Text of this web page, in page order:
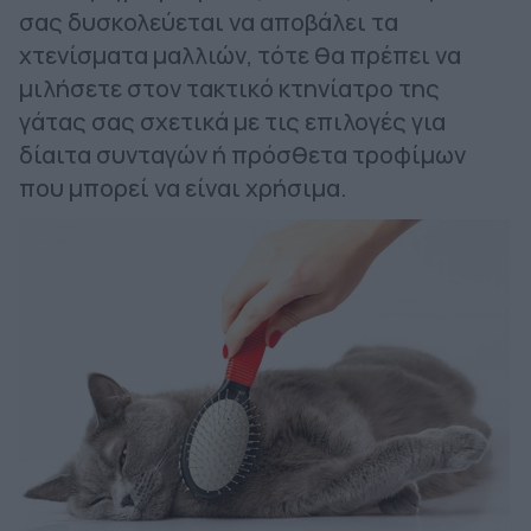
σας δυσκολεύεται να αποβάλει τα
χτενίσματα μαλλιών, τότε θα πρέπει να
μιλήσετε στον τακτικό κτηνίατρο της
γάτας σας σχετικά με τις επιλογές για
δίαιτα συνταγών ή πρόσθετα τροφίμων
που μπορεί να είναι χρήσιμα.